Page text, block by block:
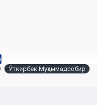
Ўткирбек Муҳаммадсобир